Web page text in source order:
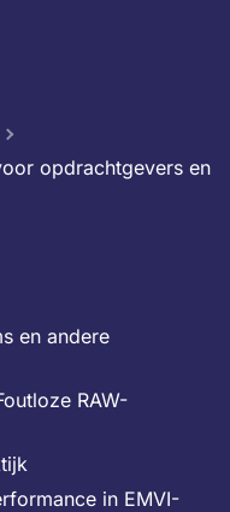
opdrachtgevers en
en andere
RAW-
in EMVI-